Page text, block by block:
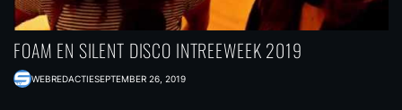
FOAM EN SILENT DISCO INTREEWEEK 2019
WEBREDACTIESEPTEMBER 26, 2019